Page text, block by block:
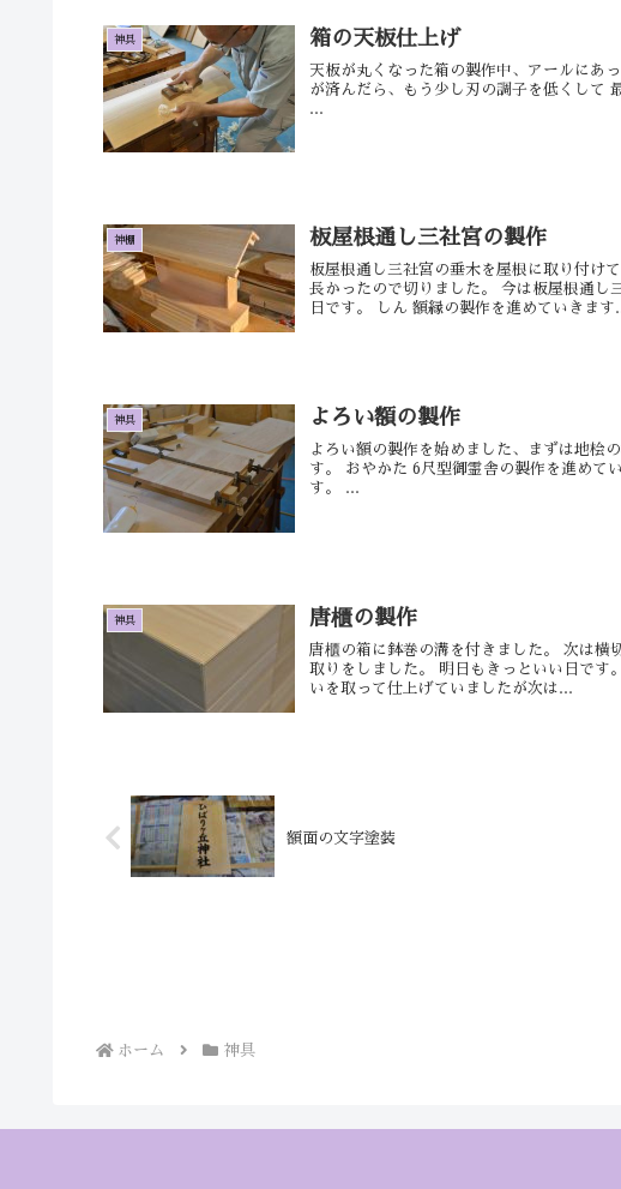
神具 箱の天板仕上げ
天板が丸くなった箱の製作中、アールにあ
が済んだら、もう少し刃の調子を低くして
神棚 板屋根通し三社宮の製作
板屋根通し三社宮の垂木を屋根に取り付け
長かったので切りました。 今は板屋根通し
日です。 しん 額縁の製作を進めていきます
神具 よろい額の製作
よろい額の製作を始めました、まずは地桧
す。 おやかた 6尺型御霊舎の製作を進めて
す。 ...
神具 唐櫃の製作
唐櫃の箱に鉢巻の溝を付きました。 次は横
取りをしました。 明日もきっといい日です
いを取って仕上げていましたが次は...
額面の文字塗装
ホーム 神具